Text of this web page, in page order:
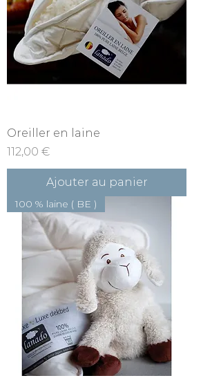
Oreiller en laine
Prix
112,00 €
Ajouter au panier
100 % laine ( BE )